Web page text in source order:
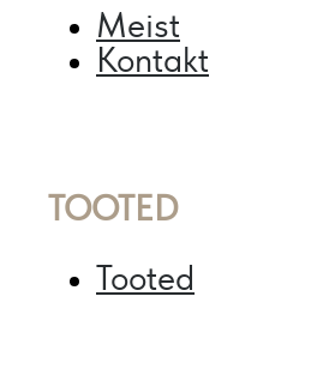
Meist
Kontakt
TOOTED
Tooted